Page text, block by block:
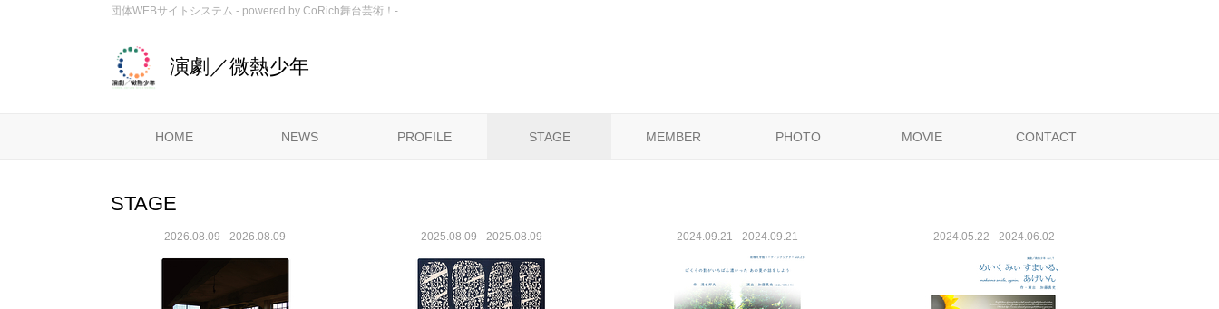
団体WEBサイトシステム - powered by CoRich舞台芸術！-
演劇／微熱少年
HOME NEWS PROFILE STAGE MEMBER PHOTO MOVIE CONTACT
STAGE
2026.08.09 - 2026.08.09 2025.08.09 - 2025.08.09 2024.09.21 - 2024.09.21 2024.05.22 - 2024.06.02